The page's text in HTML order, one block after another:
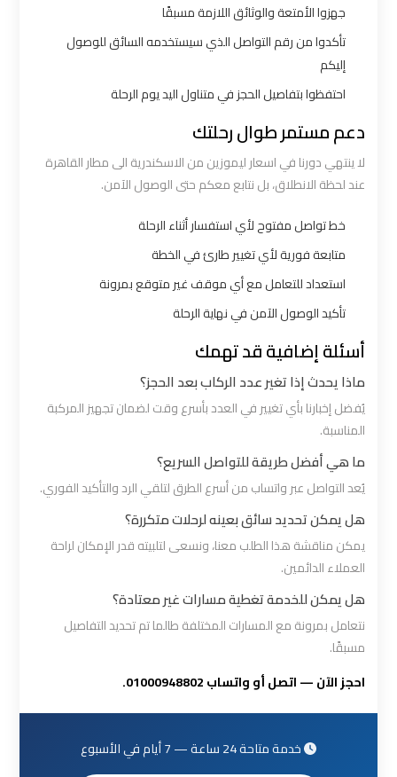
جهزوا الأمتعة والوثائق اللازمة مسبقًا
تأكدوا من رقم التواصل الذي سيستخدمه السائق للوصول
إليكم
احتفظوا بتفاصيل الحجز في متناول اليد يوم الرحلة
دعم مستمر طوال رحلتك
لا ينتهي دورنا في اسعار ليموزين من الاسكندرية الى مطار القاهرة
عند لحظة الانطلاق، بل نتابع معكم حتى الوصول الآمن.
خط تواصل مفتوح لأي استفسار أثناء الرحلة
متابعة فورية لأي تغيير طارئ في الخطة
استعداد للتعامل مع أي موقف غير متوقع بمرونة
تأكيد الوصول الآمن في نهاية الرحلة
أسئلة إضافية قد تهمك
ماذا يحدث إذا تغير عدد الركاب بعد الحجز؟
يُفضل إخبارنا بأي تغيير في العدد بأسرع وقت لضمان تجهيز المركبة
المناسبة.
ما هي أفضل طريقة للتواصل السريع؟
يُعد التواصل عبر واتساب من أسرع الطرق لتلقي الرد والتأكيد الفوري.
هل يمكن تحديد سائق بعينه لرحلات متكررة؟
يمكن مناقشة هذا الطلب معنا، ونسعى لتلبيته قدر الإمكان لراحة
العملاء الدائمين.
هل يمكن للخدمة تغطية مسارات غير معتادة؟
نتعامل بمرونة مع المسارات المختلفة طالما تم تحديد التفاصيل
مسبقًا.
احجز الآن — اتصل أو واتساب 01000948802.
خدمة متاحة 24 ساعة — 7 أيام في الأسبوع
اسكندرية
العرب
مرسي
الاسكندرية
القاهرة
القاهرة
للاسكندرية
ليموزين
القاهرة
القاهرة